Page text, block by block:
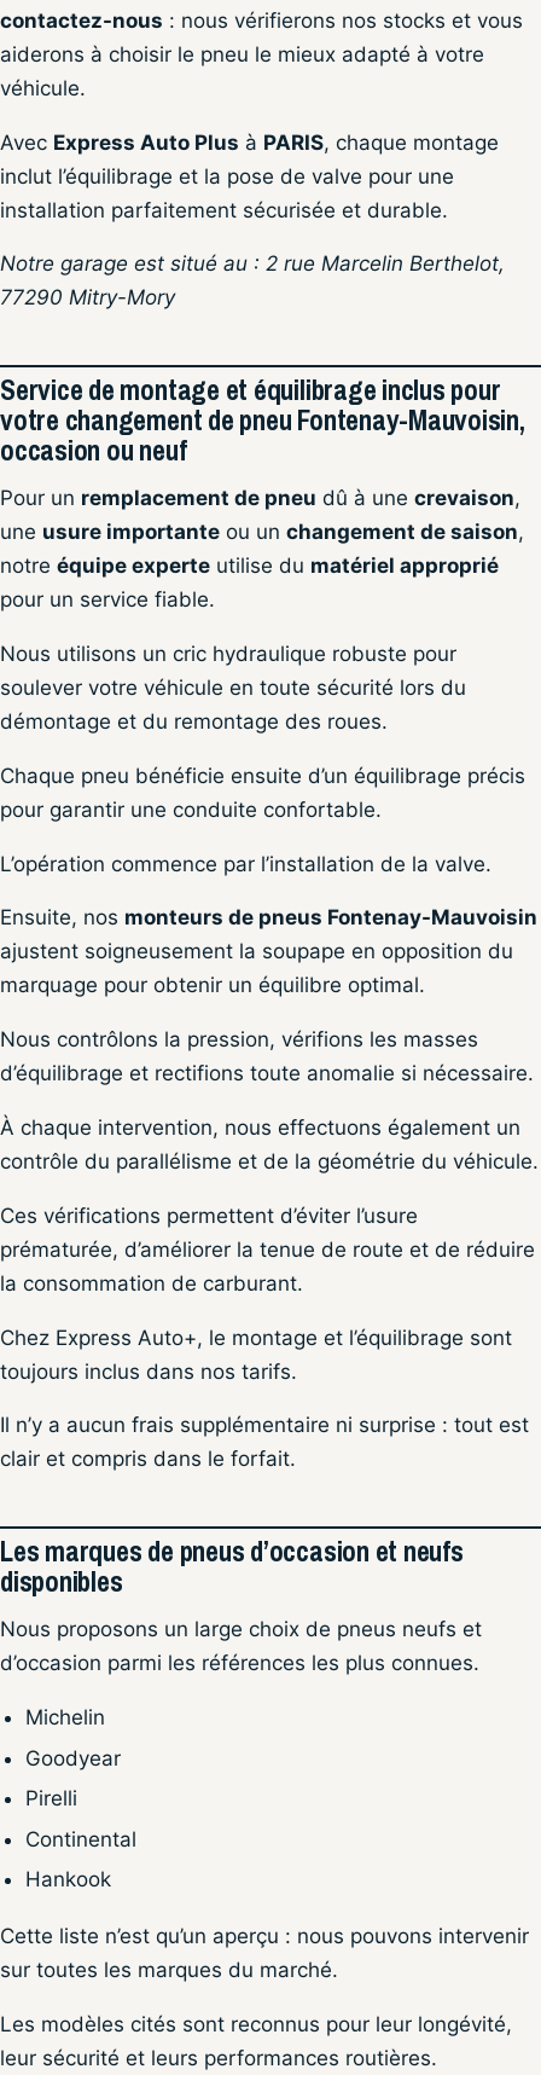
contactez-nous : nous vérifierons nos stocks et vous
aiderons à choisir le pneu le mieux adapté à votre
véhicule.
Avec Express Auto Plus à PARIS, chaque montage
inclut l’équilibrage et la pose de valve pour une
installation parfaitement sécurisée et durable.
Notre garage est situé au : 2 rue Marcelin Berthelot,
77290 Mitry-Mory
Service de montage et équilibrage inclus pour
votre changement de pneu Fontenay-Mauvoisin,
occasion ou neuf
Pour un remplacement de pneu dû à une crevaison,
une usure importante ou un changement de saison,
notre équipe experte utilise du matériel approprié
pour un service fiable.
Nous utilisons un cric hydraulique robuste pour
soulever votre véhicule en toute sécurité lors du
démontage et du remontage des roues.
Chaque pneu bénéficie ensuite d’un équilibrage précis
pour garantir une conduite confortable.
L’opération commence par l’installation de la valve.
Ensuite, nos monteurs de pneus Fontenay-Mauvoisin
ajustent soigneusement la soupape en opposition du
marquage pour obtenir un équilibre optimal.
Nous contrôlons la pression, vérifions les masses
d’équilibrage et rectifions toute anomalie si nécessaire.
À chaque intervention, nous effectuons également un
contrôle du parallélisme et de la géométrie du véhicule.
Ces vérifications permettent d’éviter l’usure
prématurée, d’améliorer la tenue de route et de réduire
la consommation de carburant.
Chez Express Auto+, le montage et l’équilibrage sont
toujours inclus dans nos tarifs.
Il n’y a aucun frais supplémentaire ni surprise : tout est
clair et compris dans le forfait.
Les marques de pneus d’occasion et neufs
disponibles
Nous proposons un large choix de pneus neufs et
d’occasion parmi les références les plus connues.
Michelin
Goodyear
Pirelli
Continental
Hankook
Cette liste n’est qu’un aperçu : nous pouvons intervenir
sur toutes les marques du marché.
Les modèles cités sont reconnus pour leur longévité,
leur sécurité et leurs performances routières.